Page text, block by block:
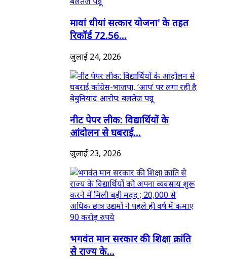
मावां धीयां सत्कार योजना' के तहत
रिकॉर्ड 72.56...
जुलाई 24, 2026
नीट पेपर लीक: विद्यार्थियों के
आंदोलन से घबराई...
जुलाई 23, 2026
भगवंत मान सरकार की शिक्षा क्रांति
से राज्य के...